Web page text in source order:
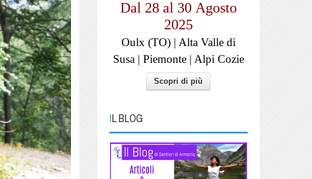
Dal 28 al 30 Agosto
2025
Oulx (TO) | Alta Valle di
Susa | Piemonte | Alpi Cozie
Scopri di più
IL BLOG